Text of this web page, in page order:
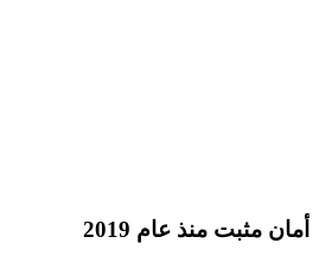
أمان مثبت منذ عام 2019